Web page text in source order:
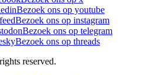
Bezoek ons op youtube
Bezoek ons op instagram
Bezoek ons op telegram
Bezoek ons op threads
reserved.